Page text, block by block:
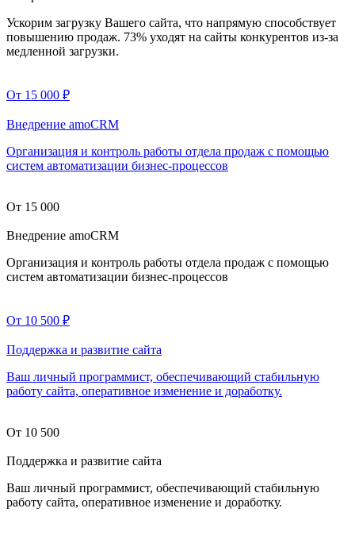
Ускорим загрузку Вашего сайта, что напрямую способствует
повышению продаж. 73% уходят на сайты конкурентов из-за
медленной загрузки.
От 15 000 ₽
Внедрение amoCRM
Организация и контроль работы отдела продаж с помощью
систем автоматизации бизнес-процессов
От 15 000
Внедрение amoCRM
Организация и контроль работы отдела продаж с помощью
систем автоматизации бизнес-процессов
От 10 500 ₽
Поддержка и развитие сайта
Ваш личный программист, обеспечивающий стабильную
работу сайта, оперативное изменение и доработку.
От 10 500
Поддержка и развитие сайта
Ваш личный программист, обеспечивающий стабильную
работу сайта, оперативное изменение и доработку.